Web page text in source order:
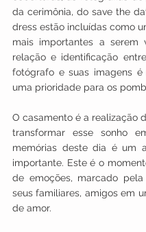
da cerimônia, do save the
dress estão incluídas como
mais importantes a serem
relação e identificação
fotógrafo e suas imagens é
uma prioridade para os
O casamento é a realização
transformar esse sonho
memórias deste dia é um
importante. Este é o
de emoções, marcado
seus familiares, amigos em
de amor.